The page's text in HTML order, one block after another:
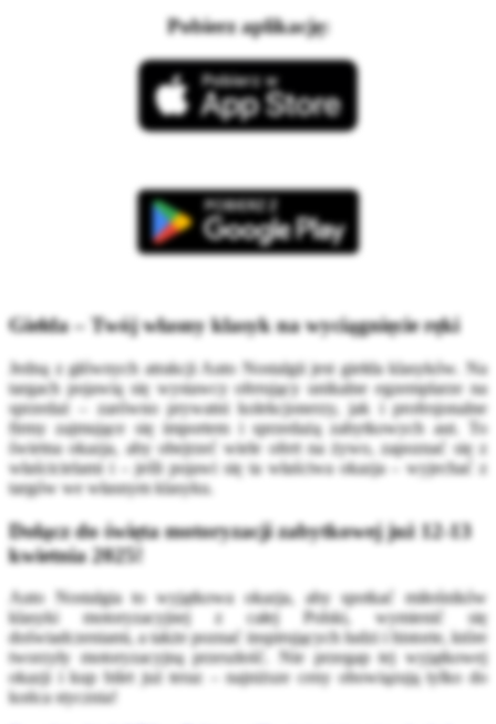
Pobierz aplikację:
Giełda – Twój własny klasyk na wyciągnięcie ręki
Jedną z głównych atrakcji Auto Nostalgii jest giełda klasyków. Na
targach pojawią się wystawcy oferujący unikalne egzemplarze na
sprzedaż – zarówno prywatni kolekcjonerzy, jak i profesjonalne
firmy zajmujące się importem i sprzedażą zabytkowych aut. To
świetna okazja, aby obejrzeć wiele ofert na żywo, zapoznać się z
właścicielami i – jeśli pojawi się ta właściwa okazja – wyjechać z
targów we własnym klasyku.
Dołącz do święta motoryzacji zabytkowej już 12-13
kwietnia 2025!
Auto Nostalgia to wyjątkowa okazja, aby spotkać miłośników
klasyki motoryzacyjnej z całej Polski, wymienić się
doświadczeniami, a także poznać inspirujących ludzi i historie, które
tworzyły motoryzacyjną przeszłość. Nie przegap tej wyjątkowej
okazji i kup bilet już teraz – najniższe ceny obowiązują tylko do
końca stycznia!